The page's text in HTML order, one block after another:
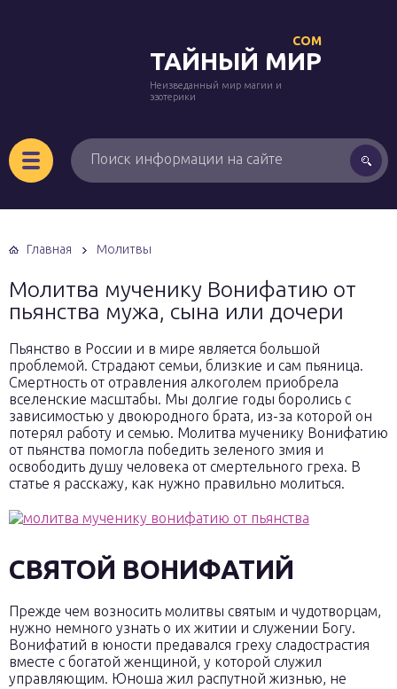
ТАЙНЫЙ МИР
COM
Неизведанный мир магии и
эзотерики
Главная Молитвы
Молитва мученику Вонифатию от
пьянства мужа, сына или дочери
Пьянство в России и в мире является большой
проблемой. Страдают семьи, близкие и сам пьяница.
Смертность от отравления алкоголем приобрела
вселенские масштабы. Мы долгие годы боролись с
зависимостью у двоюродного брата, из-за которой он
потерял работу и семью. Молитва мученику Вонифатию
от пьянства помогла победить зеленого змия и
освободить душу человека от смертельного греха. В
статье я расскажу, как нужно правильно молиться.
СВЯТОЙ ВОНИФАТИЙ
Прежде чем возносить молитвы святым и чудотворцам,
нужно немного узнать о их житии и служении Богу.
Вонифатий в юности предавался греху сладострастия
вместе с богатой женщиной, у которой служил
управляющим. Юноша жил распутной жизнью, не